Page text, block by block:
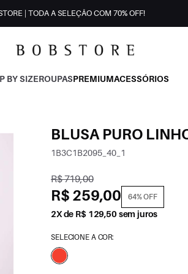
| TODA A SELEÇÃO COM 70% OFF!
BY SIZEROUPASPREMIUMACESSÓRIOS
BLUSA PURO
1B3C1B2095_40_1
R$ 719,00
R$ 259,00 64% OFF
2X de R$ 129,50 sem juros
SELECIONE A COR: